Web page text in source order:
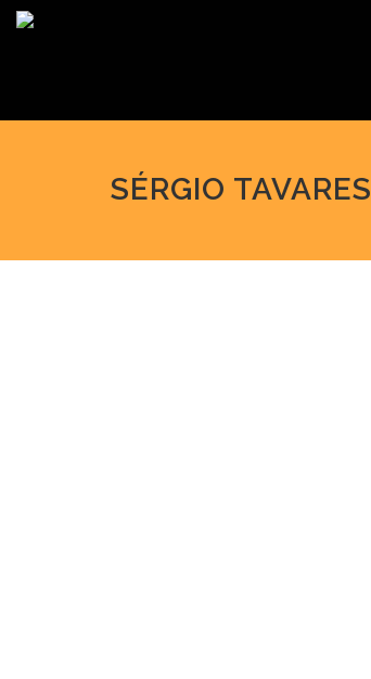
SÉRGIO TAVARES